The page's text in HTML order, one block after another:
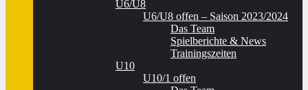
U6/U8
U6/U8 offen – Saison 2023/2024
Das Team
Spielberichte & News
Trainingszeiten
U10
U10/1 offen